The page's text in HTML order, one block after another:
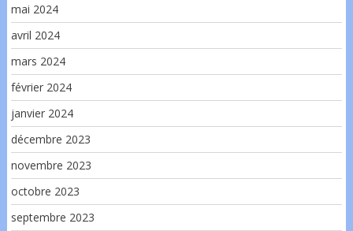
mai 2024
avril 2024
mars 2024
février 2024
janvier 2024
décembre 2023
novembre 2023
octobre 2023
septembre 2023